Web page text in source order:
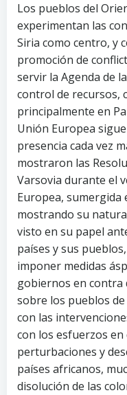
Los pueblos del
experimentan las
Siria como centro, y
promoción de
servir la Agenda de
control de recursos,
principalmente en
Unión Europea
presencia cada vez
mostraron las
Varsovia durante el
Europea, sumergida
mostrando su
visto en su papel
países y sus
imponer medidas
gobiernos en contra
sobre los pueblos
con las
con los esfuerzos
perturbaciones y
países africanos,
disolución de las